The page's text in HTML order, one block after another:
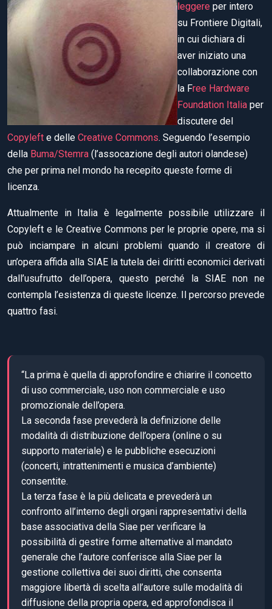
leggere per intero
su Frontiere Digitali,
in cui dichiara di
aver iniziato una
collaborazione con
la Free Hardware
Foundation Italia per
discutere del
Copyleft e delle Creative Commons. Seguendo l’esempio
della Buma/Stemra (l’assocazione degli autori olandese)
che per prima nel mondo ha recepito queste forme di
licenza.
Attualmente in Italia è legalmente possibile utilizzare il
Copyleft e le Creative Commons per le proprie opere, ma si
può inciampare in alcuni problemi quando il creatore di
un’opera affida alla SIAE la tutela dei diritti economici derivati
dall’usufrutto dell’opera, questo perché la SIAE non ne
contempla l’esistenza di queste licenze. Il percorso prevede
quattro fasi.
“La prima è quella di approfondire e chiarire il concetto
di uso commerciale, uso non commerciale e uso
promozionale dell’opera.
La seconda fase prevederà la definizione delle
modalità di distribuzione dell’opera (online o su
supporto materiale) e le pubbliche esecuzioni
(concerti, intrattenimenti e musica d’ambiente)
consentite.
La terza fase è la più delicata e prevederà un
confronto all’interno degli organi rappresentativi della
base associativa della Siae per verificare la
possibilità di gestire forme alternative al mandato
generale che l’autore conferisce alla Siae per la
gestione collettiva dei suoi diritti, che consenta
maggiore libertà di scelta all’autore sulle modalità di
diffusione della propria opera, ed approfondisca il